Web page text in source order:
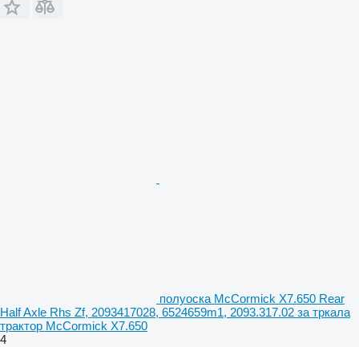
полуоска McCormick X7.650 Rear
Half Axle Rhs Zf, 2093417028, 6524659m1, 2093.317.02 за тркала
трактор McCormick X7.650
4